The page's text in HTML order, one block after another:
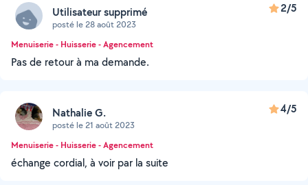
Utilisateur supprimé
posté le 28 août 2023
2/5
Menuiserie - Huisserie - Agencement
Pas de retour à ma demande.
Nathalie G.
posté le 21 août 2023
4/5
Menuiserie - Huisserie - Agencement
échange cordial, à voir par la suite